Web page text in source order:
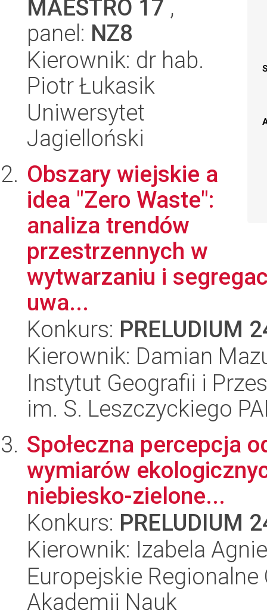
MAESTRO 17 ,
panel: NZ8
Kierownik: dr hab.
Piotr Łukasik
Uniwersytet
Jagielloński
Obszary wiejskie a
idea "Zero Waste":
analiza trendów
przestrzennych w
wytwarzaniu i
uwa...
Konkurs: PRELUDIUM
Kierownik: Damian
Instytut Geografii i
im. S. Leszczyckiego
Społeczna percepcja
wymiarów
niebiesko-zielone...
Konkurs: PRELUDIUM
Kierownik: Izabela
Europejskie
Akademii Nauk